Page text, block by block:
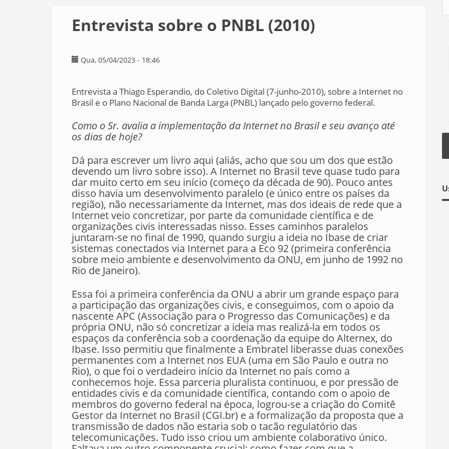
Entrevista sobre o PNBL (2010)
Qua, 05/04/2023 - 18:46
Entrevista a Thiago Esperandio, do Coletivo Digital (7-junho-2010), sobre a Internet no
Brasil e o Plano Nacional de Banda Larga (PNBL) lançado pelo governo federal.
Como o Sr. avalia a implementação da Internet no Brasil e seu avanço até
os dias de hoje?
Dá para escrever um livro aqui (aliás, acho que sou um dos que estão
devendo um livro sobre isso). A Internet no Brasil teve quase tudo para
dar muito certo em seu início (começo da década de 90). Pouco antes
disso havia um desenvolvimento paralelo (e único entre os países da
região), não necessariamente da Internet, mas dos ideais de rede que a
Internet veio concretizar, por parte da comunidade científica e de
organizações civis interessadas nisso. Esses caminhos paralelos
juntaram-se no final de 1990, quando surgiu a ideia no Ibase de criar
sistemas conectados via Internet para a Eco 92 (primeira conferência
sobre meio ambiente e desenvolvimento da ONU, em junho de 1992 no
Rio de Janeiro).
Essa foi a primeira conferência da ONU a abrir um grande espaço para
a participação das organizações civis, e conseguimos, com o apoio da
nascente APC (Associação para o Progresso das Comunicações) e da
própria ONU, não só concretizar a ideia mas realizá-la em todos os
espaços da conferência sob a coordenação da equipe do Alternex, do
Ibase. Isso permitiu que finalmente a Embratel liberasse duas conexões
permanentes com a Internet nos EUA (uma em São Paulo e outra no
Rio), o que foi o verdadeiro início da Internet no país como a
conhecemos hoje. Essa parceria pluralista continuou, e por pressão de
entidades civis e da comunidade científica, contando com o apoio de
membros do governo federal na época, logrou-se a criação do Comitê
Gestor da Internet no Brasil (CGI.br) e a formalização da proposta que a
transmissão de dados não estaria sob o tacão regulatório das
telecomunicações. Tudo isso criou um ambiente colaborativo único.